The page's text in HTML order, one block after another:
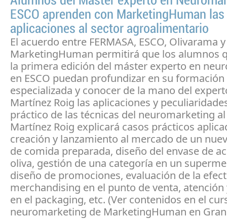
ESCO aprenden con MarketingHuman las
aplicaciones al sector agroalimentario
El acuerdo entre FERMASA, ESCO, Olivarama y
MarketingHuman permitirá que los alumnos
la primera edición del máster experto en
en ESCO puedan profundizar en su formación
especializada y conocer de la mano del
Martínez Roig las aplicaciones y
práctico de las técnicas del neuromarketing
Martínez Roig explicará casos prácticos
creación y lanzamiento al mercado de un
de comida preparada, diseño del envase de
oliva, gestión de una categoría en un
diseño de promociones, evaluación de la
merchandising en el punto de venta,
en el packaging, etc. (Ver contenidos en el
neuromarketing de MarketingHuman en